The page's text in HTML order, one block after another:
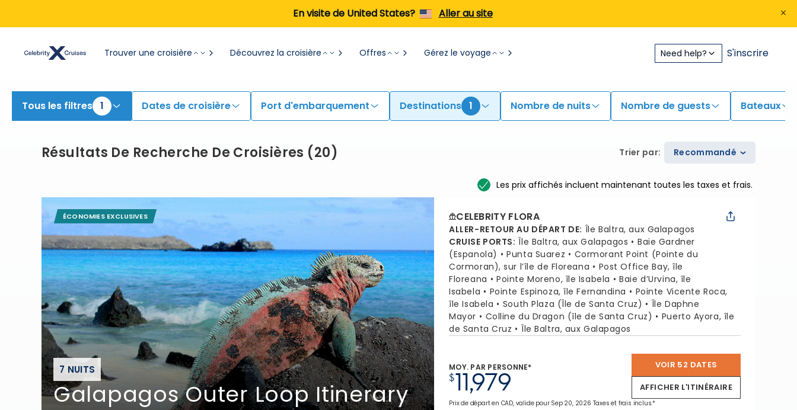
En visite de United States? Aller au site
Trouver une croisière Découvrez la croisière Offres Gérez le voyage Need help? S'inscrire
Tous les filtres 1 Dates de croisière Port d'embarquement Destinations 1 Nombre de nuits Nombre de guests Bateaux
Résultats De Recherche De Croisières (20) Trier par: Recommandé
Les prix affichés incluent maintenant toutes les taxes et frais.
7 NUITS
Galapagos Outer Loop Itinerary
ÉCONOMIES EXCLUSIVES CELEBRITY FLORA
ALLER-RETOUR AU DÉPART DE: Île Baltra, aux Galapagos
CRUISE PORTS: Île Baltra, aux Galapagos
Baie Gardner
(Espanola)
Punta Suarez
Cormorant Point (Pointe du
Cormoran), sur l’île de Floreana
Post Office Bay, île
Floreana
Pointe Moreno, île Isabela
Baie d’Urvina, île
Isabela
Pointe Espinoza, île Fernandina
Pointe Vicente Roca,
île Isabela
South Plaza (Île de Santa Cruz)
Île Daphne
Mayor
Colline du Dragon (île de Santa Cruz)
Puerto Ayora, île
de Santa Cruz
Île Baltra, aux Galapagos
MOY. PAR PERSONNE*
$11,979
VOIR 52 DATES
AFFICHER L'ITINÉRAIRE
Prix de départ en CAD, valide pour Sep 20, 2026 Taxes et frais inclus.*